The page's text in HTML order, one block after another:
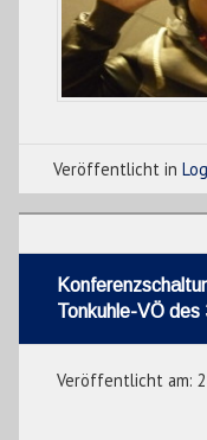
Veröffentlicht in
Tonkuhle-VÖ des
Veröffentlicht am: